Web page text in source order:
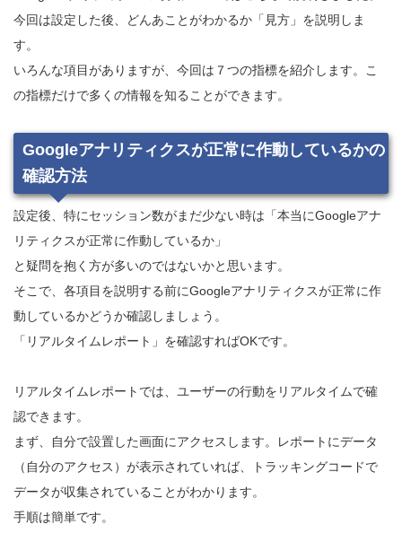
今回は設定した後、どんあことがわかるか「見方」を説明しま
す。
いろんな項目がありますが、今回は７つの指標を紹介します。こ
の指標だけで多くの情報を知ることができます。
Googleアナリティクスが正常に作動しているかの
確認方法
設定後、特にセッション数がまだ少ない時は「本当にGoogleアナ
リティクスが正常に作動しているか」
と疑問を抱く方が多いのではないかと思います。
そこで、各項目を説明する前にGoogleアナリティクスが正常に作
動しているかどうか確認しましょう。
「リアルタイムレポート」を確認すればOKです。
リアルタイムレポートでは、ユーザーの行動をリアルタイムで確
認できます。
まず、自分で設置した画面にアクセスします。レポートにデータ
（自分のアクセス）が表示されていれば、トラッキングコードで
データが収集されていることがわかります。
手順は簡単です。